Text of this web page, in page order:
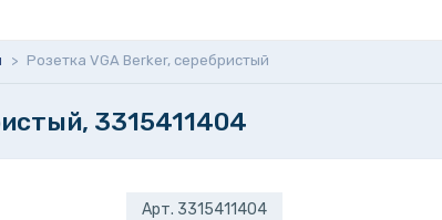
> Розетка VGA Berker, серебристый
3315411404
Арт. 3315411404